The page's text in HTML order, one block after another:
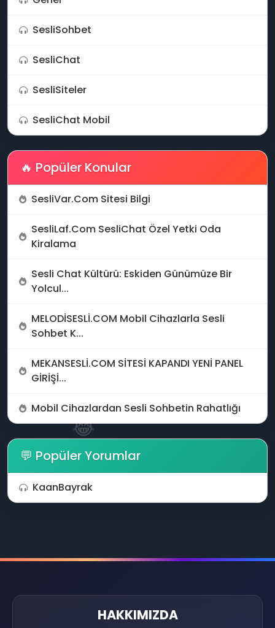
💖
😂
💚
😎
SesliSohbet
SesliChat
SesliSiteler
SesliChat Mobil
🔥 Popüler Konular
SesliVar.Com Sitesi Bilgi
SesliLaf.Com SesliChat Özel Yetki Oda
Kiralama
Sesli Chat Kültürü: Eskiden Günümüze Bir
Yolcul...
MELODİSESLİ.COM Mobil Cihazlarla Sesli
Sohbet K...
MEKANSESLİ.COM SİTESİ KAPANDI YENİ PANEL
GİRİŞİ...
Mobil Cihazlardan Sesli Sohbetin Rahatlığı
💬 Popüler Yorumlar
KaanBayrak
HAKKIMIZDA